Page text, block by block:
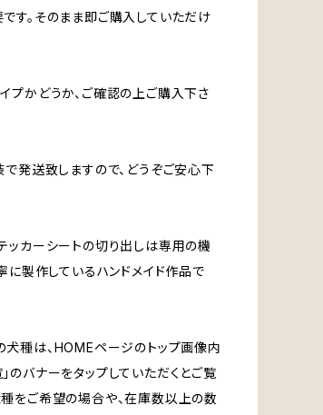
す。そのまま即ご購入していただけ
プかどうか、ご確認の上ご購入下さ
発送致しますので、どうぞご安心下
ッカーシートの切り出しは専用の機
に製作しているハンドメイド作品で
種は、HOMEページのトップ画像内
のバナーをタップしていただくとご覧
をご希望の場合や、在庫数以上の数